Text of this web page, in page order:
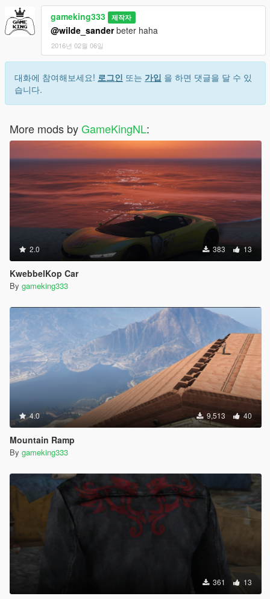
gameking333 제작자
@wilde_sanderbeter haha
2016년 02월 06일
대화에 참여해보세요! 로그인 또는 가입 을 하면 댓글을 달 수 있
습니다.
More mods byGameKingNL:
2.0 383 13
KwebbelKop Car
By gameking333
4.0 9,513 40
Mountain Ramp
By gameking333
361 13